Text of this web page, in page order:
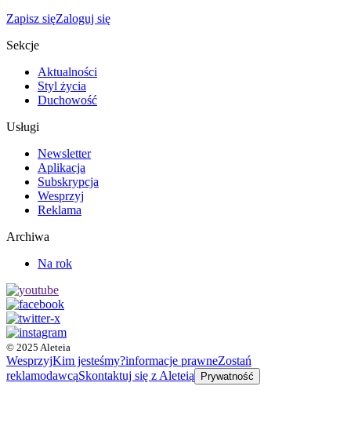
Zapisz sięZaloguj się
Sekcje
Aktualności
Styl życia
Duchowość
Usługi
Newsletter
Aplikacja
Subskrypcja
Wesprzyj
Reklama
Archiwa
Na rok
© 2025 Aleteia
WesprzyjKim jesteśmy?informacje prawneZostań
reklamodawcąSkontaktuj się z Aleteią Prywatność